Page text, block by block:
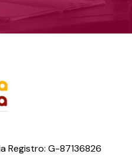
Registro: G-87136826